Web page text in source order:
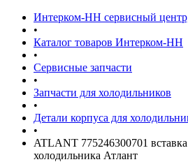
Интерком-НН сервисный
•
Каталог товаров Интерком-НН
•
Сервисные запчасти
•
Запчасти для холодильников
•
Детали корпуса для
•
ATLANT 775246300701 вставка
холодильника Атлант